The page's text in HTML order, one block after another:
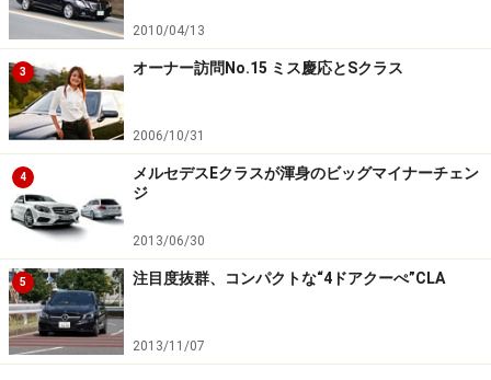
2010/04/13
3 オーナー訪問No.15 ミス慶応とSクラス
2006/10/31
4
メルセデスEクラスが渾身のビッグマイナーチェン
ジ
2013/06/30
5 注目度抜群、コンパクトな“4ドアクーぺ”CLA
2013/11/07